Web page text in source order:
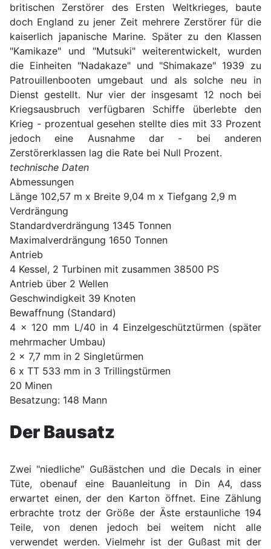
britischen Zerstörer des Ersten Weltkrieges, baute
doch England zu jener Zeit mehrere Zerstörer für die
kaiserlich japanische Marine. Später zu den Klassen
"Kamikaze" und "Mutsuki" weiterentwickelt, wurden
die Einheiten "Nadakaze" und "Shimakaze" 1939 zu
Patrouillenbooten umgebaut und als solche neu in
Dienst gestellt. Nur vier der insgesamt 12 noch bei
Kriegsausbruch verfügbaren Schiffe überlebte den
Krieg - prozentual gesehen stellte dies mit 33 Prozent
jedoch eine Ausnahme dar - bei anderen
Zerstörerklassen lag die Rate bei Null Prozent.
technische Daten
Abmessungen
Länge 102,57 m x Breite 9,04 m x Tiefgang 2,9 m
Verdrängung
Standardverdrängung 1345 Tonnen
Maximalverdrängung 1650 Tonnen
Antrieb
4 Kessel, 2 Turbinen mit zusammen 38500 PS
Antrieb über 2 Wellen
Geschwindigkeit 39 Knoten
Bewaffnung (Standard)
4 x 120 mm L/40 in 4 Einzelgeschütztürmen (später
mehrmacher Umbau)
2 x 7,7 mm in 2 Singletürmen
6 x TT 533 mm in 3 Trillingstürmen
20 Minen
Besatzung: 148 Mann
Der Bausatz
Zwei "niedliche" Gußästchen und die Decals in einer
Tüte, obenauf eine Bauanleitung in Din A4, dass
erwartet einen, der den Karton öffnet. Eine Zählung
erbrachte trotz der Größe der Äste erstaunliche 194
Teile, von denen jedoch bei weitem nicht alle
verwendet werden. Vielmehr ist der Gußast mit der